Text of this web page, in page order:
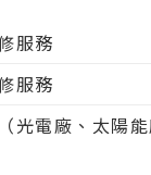
服務
服務
光電廠、太陽能